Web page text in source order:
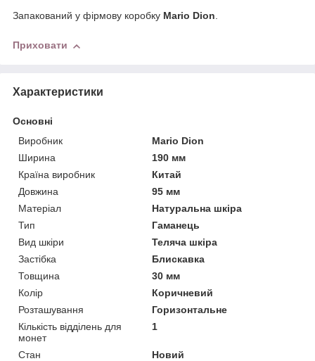
Запакований у фірмову коробку Mario Dion.
Приховати
Характеристики
Основні
Виробник
Mario Dion
Ширина
190 мм
Країна виробник
Китай
Довжина
95 мм
Матеріал
Натуральна шкіра
Тип
Гаманець
Вид шкіри
Теляча шкіра
Застібка
Блискавка
Товщина
30 мм
Колір
Коричневий
Розташування
Горизонтальне
Кількість відділень для
монет
1
Стан
Новий